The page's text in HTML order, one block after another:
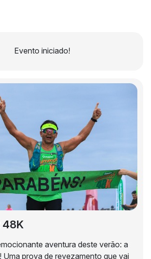
Evento iniciado!
48K
aventura deste verão: a
Uma prova de revezamento que vai